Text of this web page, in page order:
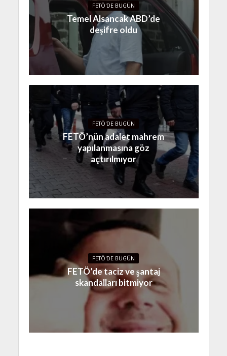
FETÖ'DE BUGÜN
Temel Alsancak ABD’de
deşifre oldu
FETÖ'DE BUGÜN
FETÖ’nün adalet mahrem
yapılanmasına göz
açtırılmıyor
FETÖ'DE BUGÜN
FETÖ’de taciz ve şantaj
skandalları bitmiyor